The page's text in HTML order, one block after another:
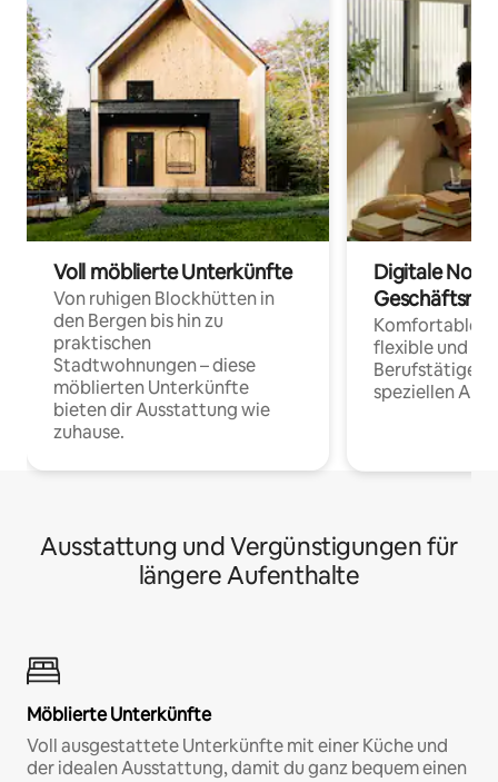
Voll möblierte Unterkünfte
Von ruhigen Blockhütten in
den Bergen bis hin zu
praktischen
Stadtwohnungen – diese
möblierten Unterkünfte
bieten dir Ausstattung wie
zuhause.
Digitale
Komfortable
flexible und
Berufstätige
speziellen
Ausstattung und Vergünstigungen für
längere Aufenthalte
Möblierte Unterkünfte
Voll ausgestattete Unterkünfte mit einer Küche und
der idealen Ausstattung, damit du ganz bequem einen